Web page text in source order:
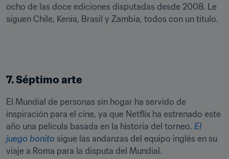
ocho de las doce ediciones disputadas desde 2008. Le
siguen Chile, Kenia, Brasil y Zambia, todos con un título.
7. Séptimo arte
El Mundial de personas sin hogar ha servido de
inspiración para el cine, ya que Netflix ha estrenado este
año una película basada en la historia del torneo. El
juego bonito sigue las andanzas del equipo inglés en su
viaje a Roma para la disputa del Mundial.